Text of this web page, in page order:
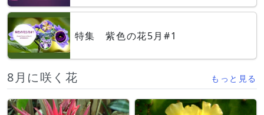
特集 紫色の花5月#1
8月に咲く花 もっと見る